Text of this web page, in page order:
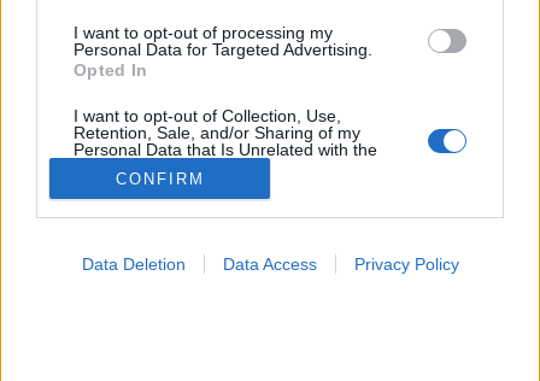
I want to opt-out of processing my
Personal Data for Targeted Advertising.
Opted In
I want to opt-out of Collection, Use,
Retention, Sale, and/or Sharing of my
Personal Data that Is Unrelated with the
Purposes for which it was collected.
Opted Out
CONFIRM
Data Deletion Data Access Privacy Policy